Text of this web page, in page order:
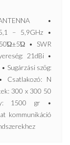
•
– 5,9GHz •
• SWR
21dBi •
Sugárzási szög:
Csatlakozó: N
300 x 300 50
1500 gr •
kommunikáció